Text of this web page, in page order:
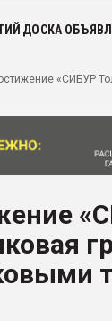
ДОСКА
«СИБУР